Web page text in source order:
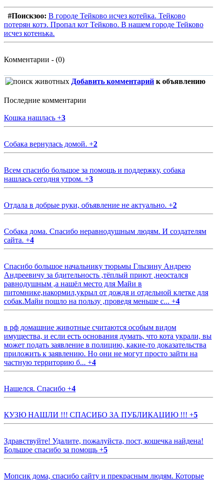
#Поискзоо: В городе Тейково исчез котейка. Тейково
потерян котэ. Пропал кот Тейково. В нашем городе Тейково
исчез котенька.
Комментарии - (0)
Добавить комментарий к объявлению
Последние комментарии
Кошка нашлась +3
Собака вернулась домой. +2
Всем спасибо большое за помощь и поддержку, собака
нашлась сегодня утром. +3
Отдала в добрые руки, объявление не актуально. +2
Собака дома. Спасибо неравнодушным людям. И создателям
сайта. +4
Спасибо большое начальнику тюрьмы Глызину Андрею
Андреевичу за бдительность ,тёплый приют ,неостался
равнодушным ,а нашёл место для Майи в
питомнике,накормил,укрыл от дождя и отдельной клетке для
собак.Майи пошло на пользу ,проведя меньше с... +4
в рф домашние животные считаются особым видом
имущества, и если есть основания думать, что кота украли, вы
может подать заявление в полицию, какие-то доказательства
приложить к заявлению. Но они не могут просто зайти на
частную территорию б... +4
Нашелся. Спасибо +4
КУЗЮ НАШЛИ !!! СПАСИБО ЗА ПУБЛИКАЦИЮ !!! +5
Здравствуйте! Удалите, пожалуйста, пост, кошечка найдена!
Большое спасибо за помощь +5
Мопсик дома, спасибо сайту и прекрасным людям. Которые